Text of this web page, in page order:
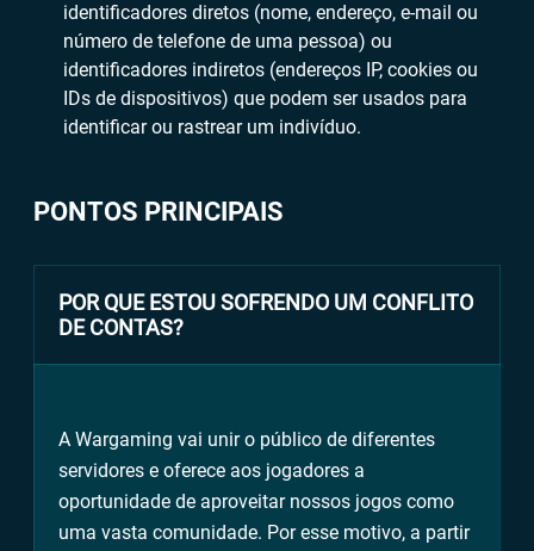
identificadores diretos (nome, endereço, e-mail ou
número de telefone de uma pessoa) ou
identificadores indiretos (endereços IP, cookies ou
IDs de dispositivos) que podem ser usados ​​para
identificar ou rastrear um indivíduo.
PONTOS PRINCIPAIS
POR QUE ESTOU SOFRENDO UM CONFLITO
DE CONTAS?
A Wargaming vai unir o público de diferentes
servidores e oferece aos jogadores a
oportunidade de aproveitar nossos jogos como
uma vasta comunidade. Por esse motivo, a partir